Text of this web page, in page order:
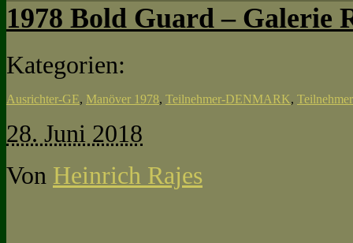
1978 Bold Guard – Galerie
Kategorien:
Ausrichter-GE, Manöver 1978, Teilnehmer-DENMARK,
28. Juni 2018
Von Heinrich Rajes